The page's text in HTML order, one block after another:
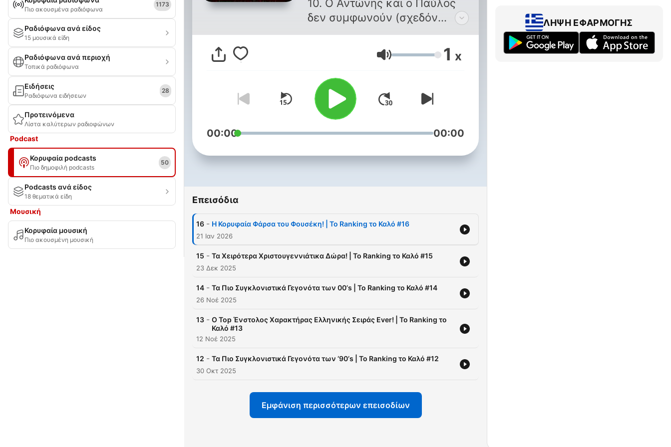
Πιο ακουσμένα ραδιόφωνα
1173
Ραδιόφωνα ανά είδος
15 μουσικά είδη
Ραδιόφωνα ανά περιοχή
Τοπικά ραδιόφωνα
Ειδήσεις
Ραδιόφωνα ειδήσεων
28
Προτεινόμενα
Λίστα καλύτερων ραδιοφώνων
Podcast
Κορυφαία podcasts
Πιο δημοφιλή podcasts
50
Podcasts ανά είδος
18 θεματικά είδη
Μουσική
Κορυφαία μουσική
Πιο ακουσμένη μουσική
10. Ο Αντώνης και ο Παύλος
δεν συμφωνούν (σχεδόν
ποτέ), αλλά σίγουρα θα σε
κάνουν να γελάσεις, να
θυμηθείς και να
αναθεωρήσεις. Σε αυτό το
video podcast, τα πιο καυτά ή
τα πιο cult θέματα μπαίνουν
στη σειρά -με φωνές,
χιούμορ, συγκρούσεις και
'πρεπε να είναι: Αυθόρμητο,
Ένταση 1 x
00:00 00:00
Επεισόδια
16 - Η Κορυφαία Φάρσα του Φουσέκη! | To Ranking το Καλό #16
21 Ιαν 2026
15 - Τα Χειρότερα Χριστουγεννιάτικα Δώρα! | To Ranking το Καλό #15
23 Δεκ 2025
14 - Τα Πιο Συγκλονιστικά Γεγονότα των 00’s | To Ranking το Καλό #14
26 Νοέ 2025
13 - O Τοp Ένστολος Χαρακτήρας Ελληνικής Σειράς Ever! | To Ranking το
Καλό #13
12 Νοέ 2025
12 - Τα Πιο Συγκλονιστικά Γεγονότα των ‘90’s | To Ranking το Καλό #12
30 Οκτ 2025
Εμφάνιση περισσότερων επεισοδίων
ΛΉΨΗ ΕΦΑΡΜΟΓΉΣ